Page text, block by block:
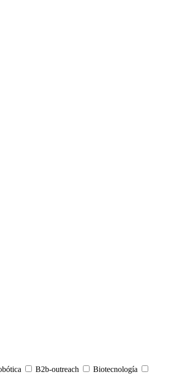
B2b-outreach Biotecnología